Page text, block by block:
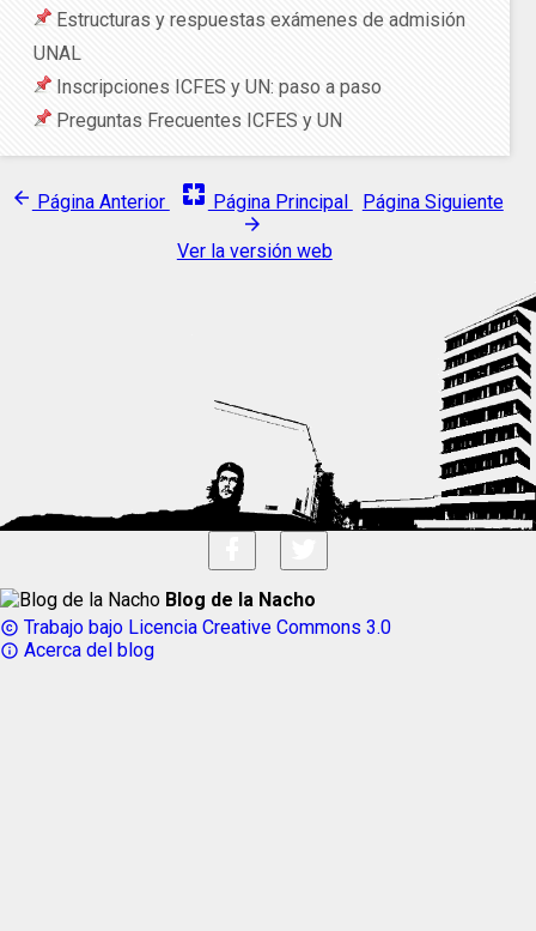
Estructuras y respuestas exámenes de admisión
UNAL
Inscripciones ICFES y UN: paso a paso
Preguntas Frecuentes ICFES y UN
arrow_back Página Anterior pages Página Principal Página Siguiente
arrow_forward
Ver la versión web
Blog de la Nacho
copyright Trabajo bajo Licencia Creative Commons 3.0
info_outline Acerca del blog